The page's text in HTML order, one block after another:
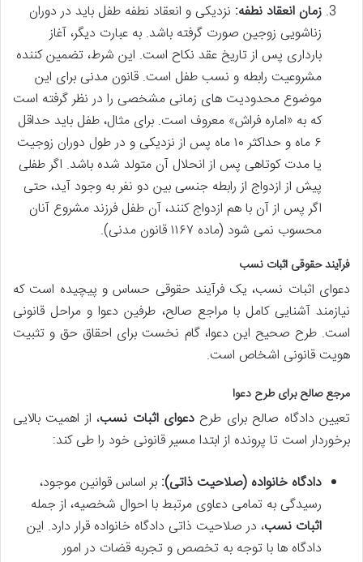
زمان انعقاد نطفه: نزدیکی و انعقاد نطفه طفل باید در دوران
زناشویی زوجین صورت گرفته باشد. به عبارت دیگر، آغاز
بارداری پس از تاریخ عقد نکاح است. این شرط، تضمین کننده
مشروعیت رابطه و نسب طفل است. قانون مدنی برای این
موضوع محدودیت های زمانی مشخصی را در نظر گرفته است
که به «اماره فراش» معروف است. برای مثال، طفل باید حداقل
۶ ماه و حداکثر ۱۰ ماه پس از نزدیکی و در طول دوران زوجیت
یا مدت کوتاهی پس از انحلال آن متولد شده باشد. اگر طفلی
پیش از ازدواج از رابطه جنسی بین دو نفر به وجود آید، حتی
اگر پس از آن با هم ازدواج کنند، آن طفل فرزند مشروع آنان
محسوب نمی شود (ماده ۱۱۶۷ قانون مدنی).
فرآیند حقوقی اثبات نسب
دعوای اثبات نسب، یک فرآیند حقوقی حساس و پیچیده است که
نیازمند آشنایی کامل با مراجع صالح، طرفین دعوا و مراحل قانونی
است. طرح صحیح این دعوا، گام نخست برای احقاق حق و تثبیت
هویت قانونی اشخاص است.
مرجع صالح برای طرح دعوا
تعیین دادگاه صالح برای طرح دعوای اثبات نسب، از اهمیت بالایی
برخوردار است تا پرونده از ابتدا مسیر قانونی خود را طی کند:
دادگاه خانواده (صلاحیت ذاتی): بر اساس قوانین موجود،
رسیدگی به تمامی دعاوی مرتبط با احوال شخصیه، از جمله
اثبات نسب، در صلاحیت ذاتی دادگاه خانواده قرار دارد. این
دادگاه ها با توجه به تخصص و تجربه قضات در امور